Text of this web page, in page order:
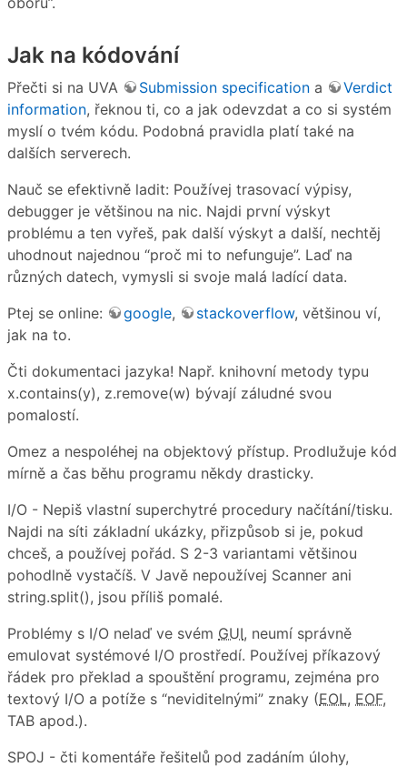
Jak na kódování
Přečti si na UVA Submission specification a
Verdict
information, řeknou ti, co a jak odevzdat a co si systém
myslí o tvém kódu. Podobná pravidla platí také na
dalších serverech.
Nauč se efektivně ladit: Používej trasovací výpisy,
debugger je většinou na nic. Najdi první výskyt
problému a ten vyřeš, pak další výskyt a další, nechtěj
uhodnout najednou “proč mi to nefunguje”. Laď na
různých datech, vymysli si svoje malá ladící data.
Ptej se online:
google, stackoverflow, většinou ví,
jak na to.
Čti dokumentaci jazyka! Např. knihovní metody typu
x.contains(y), z.remove(w) bývají záludné svou
pomalostí.
Omez a nespoléhej na objektový přístup. Prodlužuje kód
mírně a čas běhu programu někdy drasticky.
I/O - Nepiš vlastní superchytré procedury načítání/tisku.
Najdi na síti základní ukázky, přizpůsob si je, pokud
chceš, a používej pořád. S 2-3 variantami většinou
pohodlně vystačíš. V Javě nepoužívej Scanner ani
string.split(), jsou příliš pomalé.
Problémy s I/O nelaď ve svém GUI, neumí správně
emulovat systémové I/O prostředí. Používej příkazový
řádek pro překlad a spouštění programu, zejména pro
textový I/O a potíže s “neviditelnými” znaky (EOL, EOF,
TAB apod.).
SPOJ - čti komentáře řešitelů pod zadáním úlohy,